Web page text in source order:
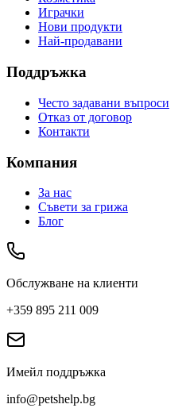
Играчки
Нови продукти
Най-продавани
Поддръжка
Често задавани въпроси
Отказ от договор
Контакти
Компания
За нас
Съвети за грижа
Блог
Обслужване на клиенти
+359 895 211 009
Имейл поддръжка
info@petshelp.bg